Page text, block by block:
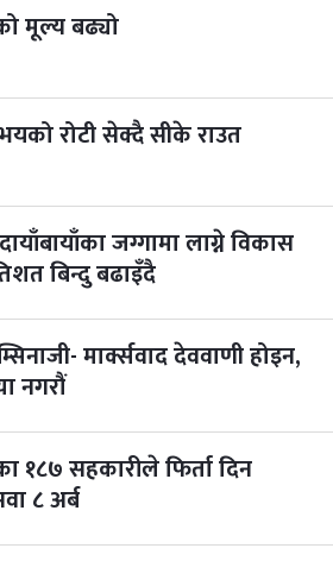
मूल्य बढ्यो
रोटी सेक्दै सीके राउत
जग्गामा लाग्ने विकास
बिन्दु बढाइँदै
मार्क्सवाद देववाणी होइन,
नगरौं
१८७ सहकारीले फिर्ता दिन
८ अर्ब